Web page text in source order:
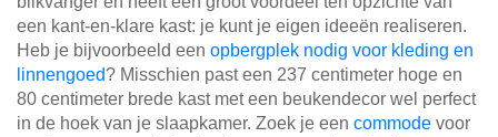
een kant-en-klare kast: je kunt je eigen ideeën realiseren.
Heb je bijvoorbeeld een opbergplek nodig voor kleding en
linnengoed? Misschien past een 237 centimeter hoge en
80 centimeter brede kast met een beukendecor wel perfect
in de hoek van je slaapkamer. Zoek je een commode voor